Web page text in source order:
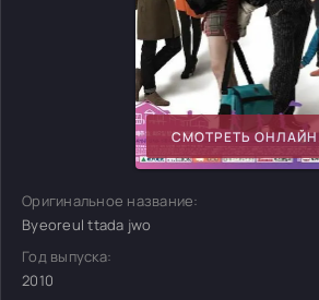
СМОТРЕТЬ ОНЛАЙН
Оригинальное название:
Byeoreul ttada jwo
Год выпуска:
2010